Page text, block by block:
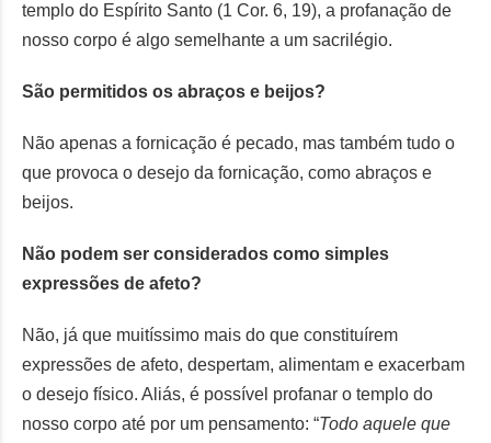
templo do Espírito Santo (1 Cor. 6, 19), a profanação de
nosso corpo é algo semelhante a um sacrilégio.
São permitidos os abraços e beijos?
Não apenas a fornicação é pecado, mas também tudo o
que provoca o desejo da fornicação, como abraços e
beijos.
Não podem ser considerados como simples
expressões de afeto?
Não, já que muitíssimo mais do que constituírem
expressões de afeto, despertam, alimentam e exacerbam
o desejo físico. Aliás, é possível profanar o templo do
nosso corpo até por um pensamento: “Todo aquele que